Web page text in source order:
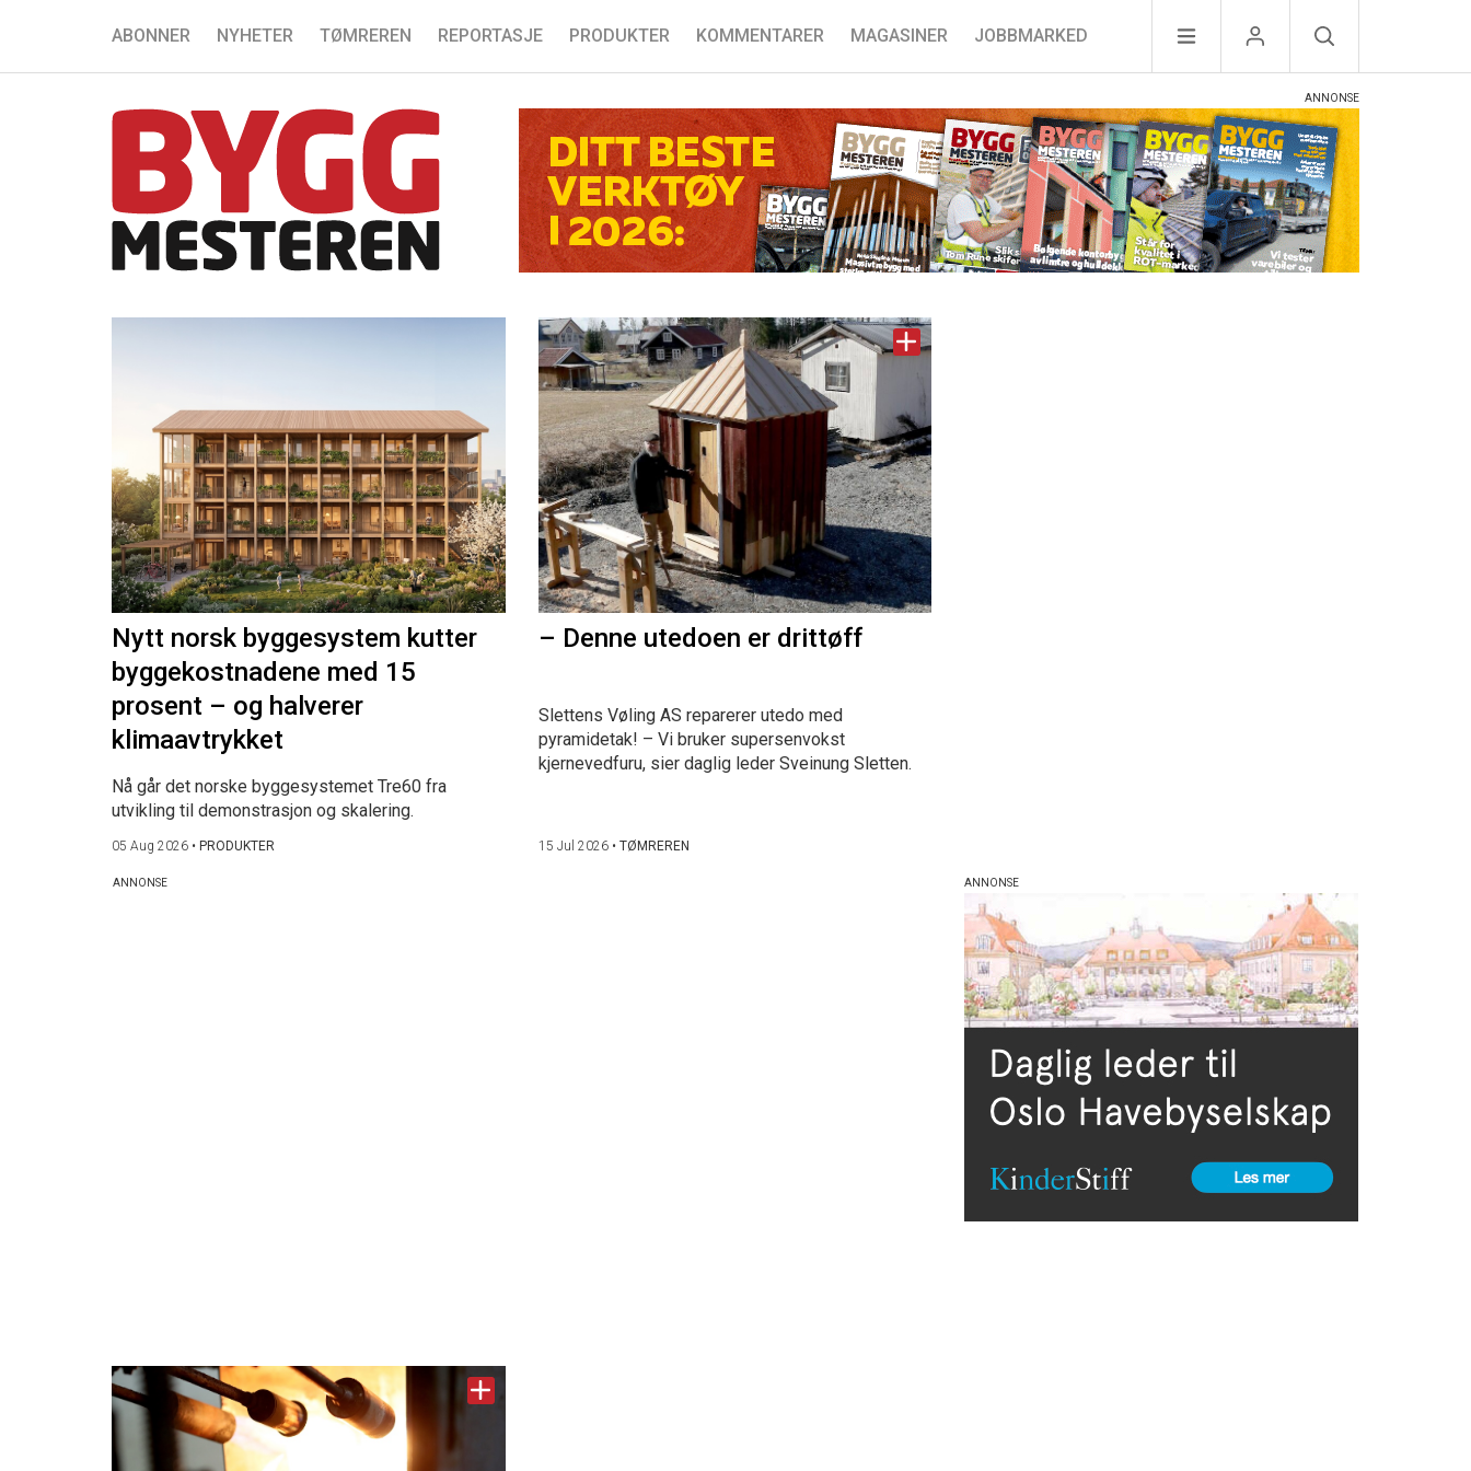
ABONNER NYHETER TØMREREN REPORTASJE PRODUKTER KOMMENTARER MAGASINER JOBBMARKED
Nytt norsk byggesystem kutter
byggekostnadene med 15
prosent – og halverer
klimaavtrykket
Nå går det norske byggesystemet Tre60 fra
utvikling til demonstrasjon og skalering.
05 Aug 2026 • PRODUKTER
– Denne utedoen er drittøff
Slettens Vøling AS reparerer utedo med
pyramidetak! – Vi bruker supersenvokst
kjernevedfuru, sier daglig leder Sveinung Sletten.
15 Jul 2026• TØMREREN